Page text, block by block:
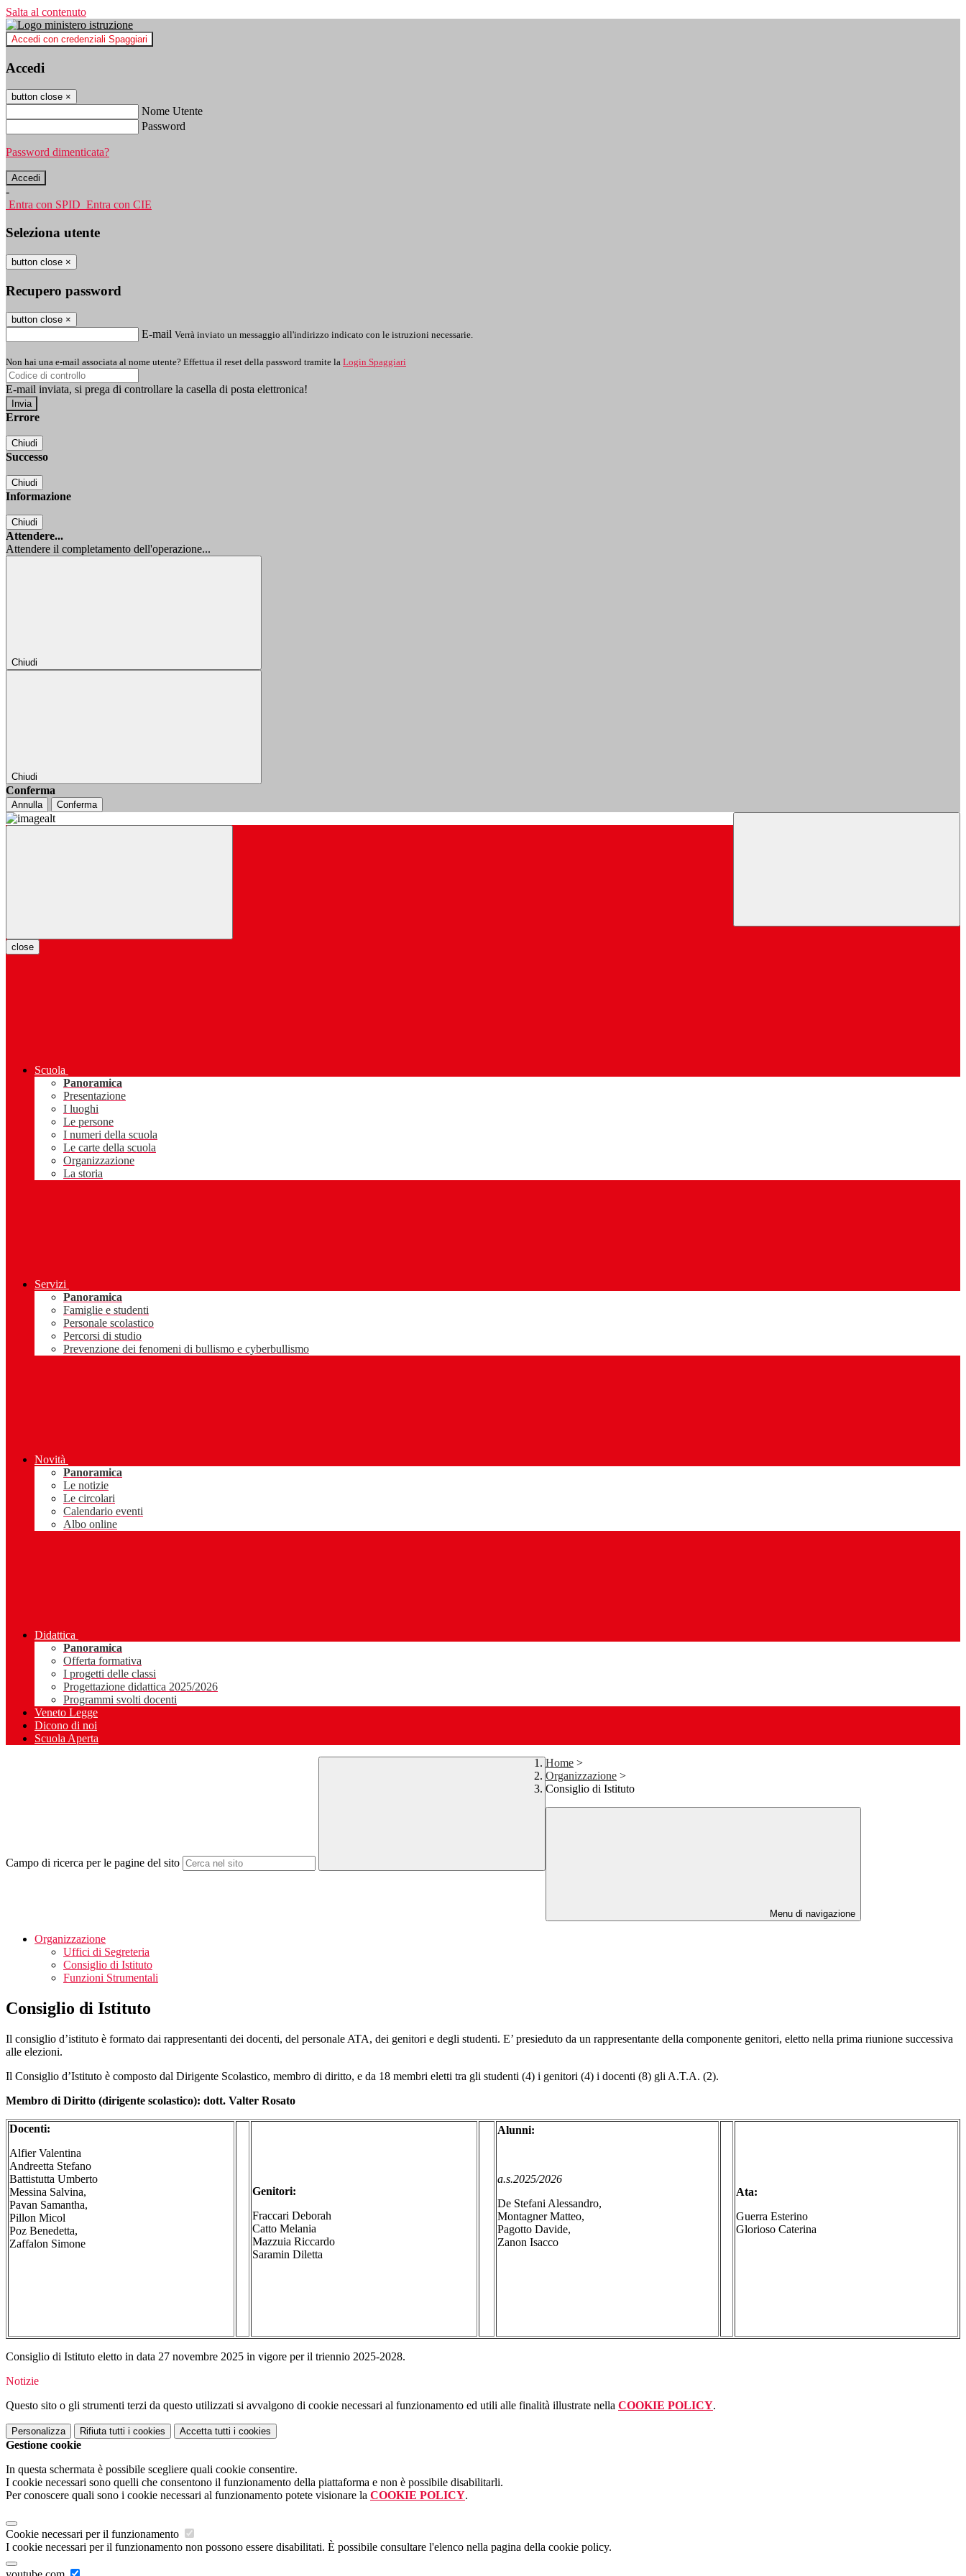
Salta al contenuto
Accedi con credenziali Spaggiari
Accedi
button close ×
Nome Utente
Password
Password dimenticata?
-
Entra con SPID Entra con CIE
Seleziona utente
button close ×
Recupero password
button close ×
E-mail Verrà inviato un messaggio all'indirizzo indicato con le istruzioni necessarie.
Non hai una e-mail associata al nome utente? Effettua il reset della password tramite la Login Spaggiari
E-mail inviata, si prega di controllare la casella di posta elettronica!
Errore
Chiudi
Successo
Chiudi
Informazione
Chiudi
Attendere...
Attendere il completamento dell'operazione...
Chiudi
Chiudi
Conferma
Annulla Conferma
close
Scuola
Panoramica
Presentazione
I luoghi
Le persone
I numeri della scuola
Le carte della scuola
Organizzazione
La storia
Servizi
Panoramica
Famiglie e studenti
Personale scolastico
Percorsi di studio
Prevenzione dei fenomeni di bullismo e cyberbullismo
Novità
Panoramica
Le notizie
Le circolari
Calendario eventi
Albo online
Didattica
Panoramica
Offerta formativa
I progetti delle classi
Progettazione didattica 2025/2026
Programmi svolti docenti
Veneto Legge
Dicono di noi
Scuola Aperta
Campo di ricerca per le pagine del sito
Home >
Organizzazione >
Consiglio di Istituto
Menu di navigazione
Organizzazione
Uffici di Segreteria
Consiglio di Istituto
Funzioni Strumentali
Consiglio di Istituto
Il consiglio d’istituto è formato dai rappresentanti dei docenti, del personale ATA, dei genitori e degli studenti. E’ presieduto da un rappresentante della componente genitori, eletto nella prima riunione successiva
alle elezioni.
Il Consiglio d’Istituto è composto dal Dirigente Scolastico, membro di diritto, e da 18 membri eletti tra gli studenti (4) i genitori (4) i docenti (8) gli A.T.A. (2).
Membro di Diritto (dirigente scolastico): dott. Valter Rosato
Docenti:
Alfier Valentina
Andreetta Stefano
Battistutta Umberto
Messina Salvina,
Pavan Samantha,
Pillon Micol
Poz Benedetta,
Zaffalon Simone
Genitori:
Fraccari Deborah
Catto Melania
Mazzuia Riccardo
Saramin Diletta
Alunni:
a.s.2025/2026
De Stefani Alessandro,
Montagner Matteo,
Pagotto Davide,
Zanon Isacco
Ata:
Guerra Esterino
Glorioso Caterina
Consiglio di Istituto eletto in data 27 novembre 2025 in vigore per il triennio 2025-2028.
Notizie
Questo sito o gli strumenti terzi da questo utilizzati si avvalgono di cookie necessari al funzionamento ed utili alle finalità illustrate nella COOKIE POLICY.
Personalizza Rifiuta tutti i cookies Accetta tutti i cookies
Gestione cookie
In questa schermata è possibile scegliere quali cookie consentire.
I cookie necessari sono quelli che consentono il funzionamento della piattaforma e non è possibile disabilitarli.
Per conoscere quali sono i cookie necessari al funzionamento potete visionare la COOKIE POLICY.
Cookie necessari per il funzionamento
I cookie necessari per il funzionamento non possono essere disabilitati. È possibile consultare l'elenco nella pagina della cookie policy.